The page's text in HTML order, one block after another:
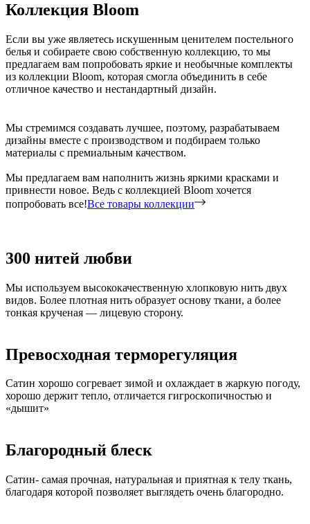
Коллекция Bloom
Если вы уже являетесь искушенным ценителем постельного
белья и собираете свою собственную коллекцию, то мы
предлагаем вам попробовать яркие и необычные комплекты
из коллекции Bloom, которая смогла объединить в себе
отличное качество и нестандартный дизайн.
Мы стремимся создавать лучшее, поэтому, разрабатываем
дизайны вместе с производством и подбираем только
материалы с премиальным качеством.
Мы предлагаем вам наполнить жизнь яркими красками и
привнести новое. Ведь с коллекцией Bloom хочется
попробовать все!Все товары коллекции
300 нитей любви
Мы используем высококачественную хлопковую нить двух
видов. Более плотная нить образует основу ткани, а более
тонкая крученая — лицевую сторону.
Превосходная терморегуляция
Сатин хорошо согревает зимой и охлаждает в жаркую погоду,
хорошо держит тепло, отличается гигроскопичностью и
«дышит»
Благородный блеск
Сатин- самая прочная, натуральная и приятная к телу ткань,
благодаря которой позволяет выглядеть очень благородно.